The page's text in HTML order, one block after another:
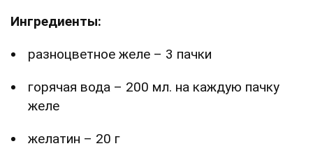
Ингредиенты:
разноцветное желе – 3 пачки
горячая вода – 200 мл. на каждую пачку
желе
желатин – 20 г